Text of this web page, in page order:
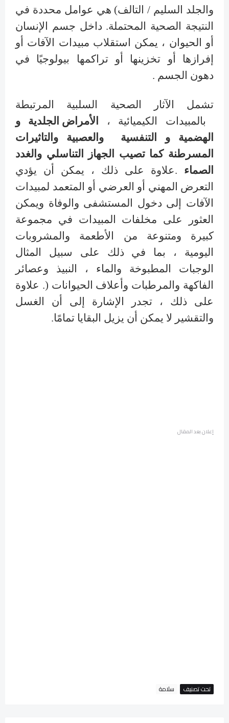
والجلد السليم / التالف) هي عوامل محددة في
النتيجة الصحية المحتملة. داخل جسم الإنسان
أو الحيوان ، يمكن استقلاب مبيدات الآفات أو
إفرازها أو تخزينها أو تراكمها بيولوجيًا في
دهون الجسم .
تشمل الآثار الصحية السلبية المرتبطة
بالمبيدات الكيميائية ،
الأمراض الجلدية و
الهضمية و التنفسية والعصبية والتاثيرات
المسرطنة كما تصيب الجهاز التناسلي والغدد
الصماء .علاوة على ذلك ، يمكن أن يؤدي
التعرض المهني أو العرضي أو المتعمد لمبيدات
الآفات إلى دخول المستشفى والوفاة ويمكن
العثور على مخلفات المبيدات في مجموعة
كبيرة ومتنوعة من الأطعمة والمشروبات
اليومية ، بما في ذلك على سبيل المثال
الوجبات المطبوخة والماء ، النبيذ وعصائر
الفاكهة والمرطبات وأعلاف الحيوانات (. علاوة
على ذلك ، تجدر الإشارة إلى أن الغسل
والتقشير لا يمكن أن يزيل البقايا تمامًا.
إعلان بعد المقال
تحت تصنيف سلامة